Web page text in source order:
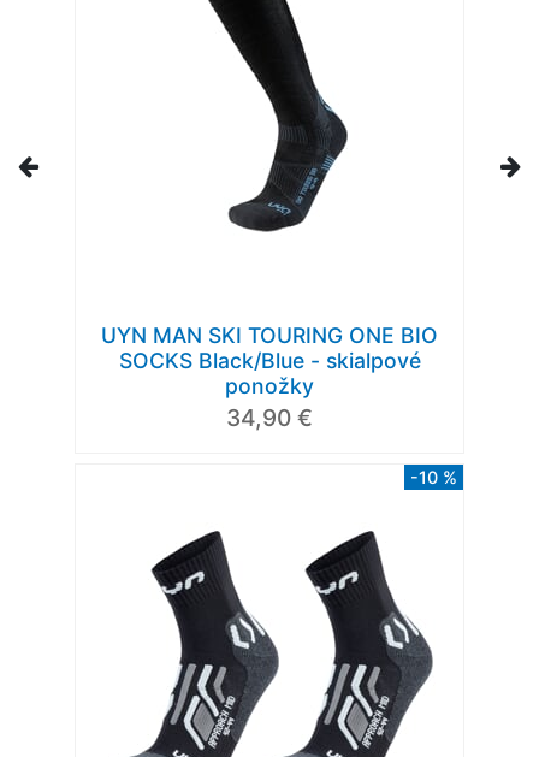
UYN MAN SKI TOURING ONE BIO
SOCKS Black/Blue - skialpové
ponožky
34,90 €
-10 %